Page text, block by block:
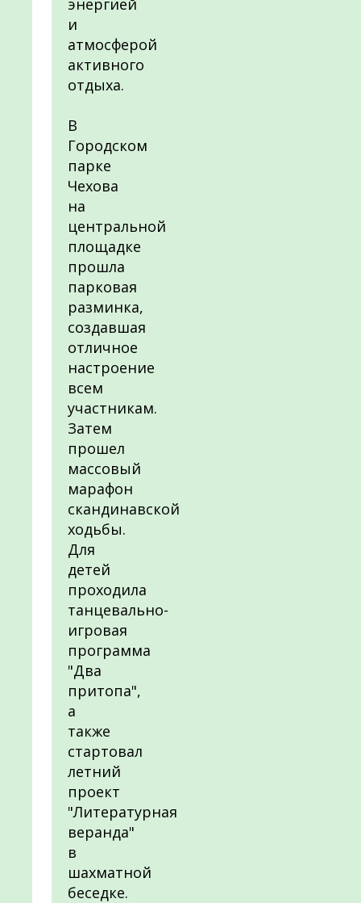
энергией
и
атмосферой
активного
отдыха.
В
Городском
парке
Чехова
на
центральной
площадке
прошла
парковая
разминка,
создавшая
отличное
настроение
всем
участникам.
Затем
прошел
массовый
марафон
скандинавской
ходьбы.
Для
детей
проходила
танцевально-
игровая
программа
"Два
притопа",
а
также
стартовал
летний
проект
"Литературная
веранда"
в
шахматной
беседке.